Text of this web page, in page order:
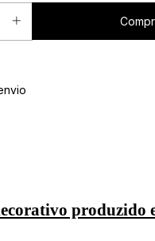
produzido